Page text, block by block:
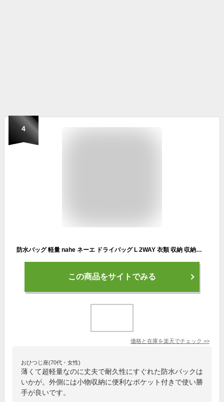
4
防水バッグ 軽量 nahe ネーエ ドライバッグ L 2WAY 衣類 収納 収納袋 アウトドア ジム サウナ プール 海水浴 旅行 キャンプ 釣り D環 スタッフバッグ ナイロン 財布 鍵 おしゃれ 10L 耐久性 薄い はっ水加工 中国 外ポケット 普段使い
この商品をサイトでみる
価格と在庫を楽天でチェック >>
おひつじ座(70代・女性)
薄くて超軽量なのに丈夫で耐久性にすぐれた防水バックは
いかが。外側には小物収納に便利なポケット付きで使い勝
手が良いです。